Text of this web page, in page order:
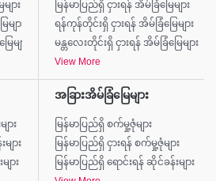
ျား
ျား
များ
မြန်မာပြည်ရှိ ငှားရန် အိမ်ခြံမြေများ
ရန်ကုန်တိုင်းရှိ ငှားရန် အိမ်ခြံမြေများ
မန္တလေးတိုင်းရှိ ငှားရန် အိမ်ခြံမြေများ
View More
ား
ျား
ျား
အခြားအိမ်ခြံမြေများ
မြန်မာပြည်ရှိ စက်မှု့ဇုံများ
မြန်မာပြည်ရှိ ငှားရန် စက်မှု့ဇုံများ
မြန်မာပြည်ရှိ ရောင်းရန် ဆိုင်ခန်းများ